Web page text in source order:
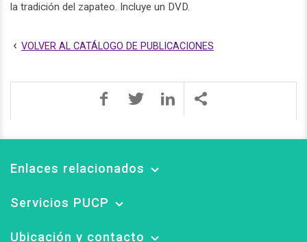
la tradición del zapateo. Incluye un DVD.
VOLVER AL CATÁLOGO DE PUBLICACIONES
Enlaces relacionados
Servicios PUCP
Ubicación y contacto